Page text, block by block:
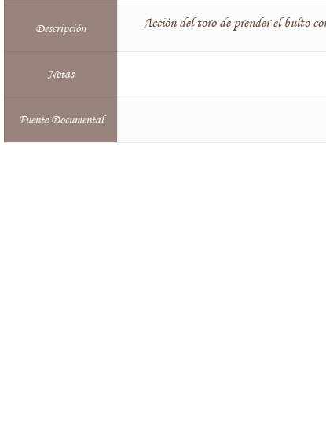
Descripción Acción del toro de prender el bulto
Notas
Fuente Documental